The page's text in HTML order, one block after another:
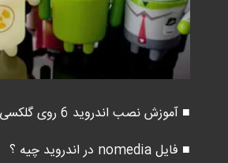
■ آموزش نصب اندروید 6 روی گلکسی اس 5
■ فایل nomedia در اندروید چیه ؟